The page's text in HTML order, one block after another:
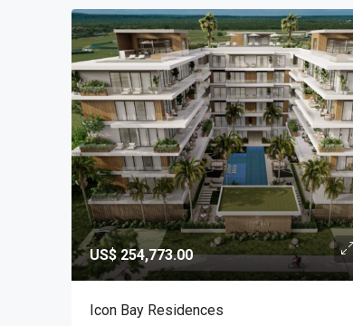
US$ 254,773.00
Icon Bay Residences